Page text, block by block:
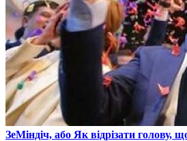
​ЗеМіндіч, або Як відрізати голову,